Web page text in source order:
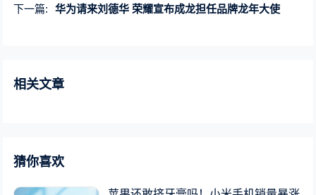
下一篇:
华为请来刘德华 荣耀宣布成龙担任品牌龙年大使
相关文章
猜你喜欢